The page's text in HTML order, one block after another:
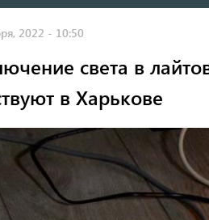
2022 - 10:50
света в
в Харькове